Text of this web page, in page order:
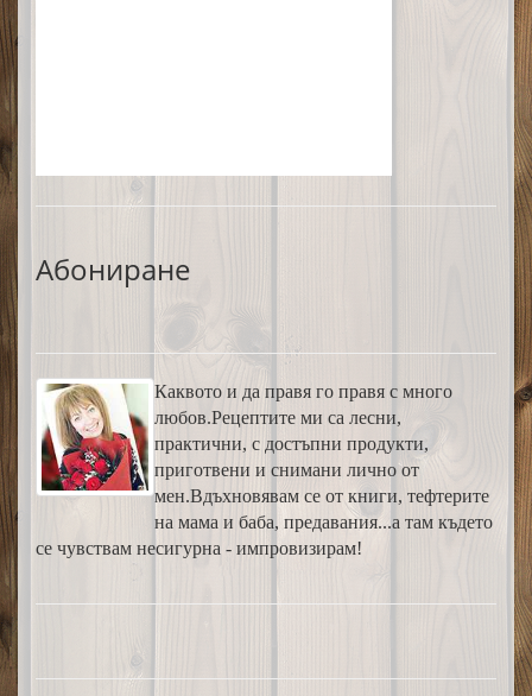
Абониране
Каквото и да правя го правя с много
любов.Рецептите ми са лесни,
практични, с достъпни продукти,
приготвени и снимани лично от
мен.Вдъхновявам се от книги, тефтерите
на мама и баба, предавания...а там където
се чувствам несигурна - импровизирам!